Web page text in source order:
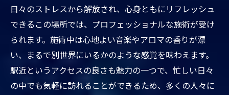
個別対応の施術で満足度アップ
リピーターが多い理由を探る
心身共にリフレッシュできる時間
訪れるたびに心が安らぐ東京都台東区の駅近ヘ
ッドスパ
日々のストレスから解放され、心身ともにリフレッシュ
できるこの場所では、プロフェッショナルな施術が受け
られます。施術中は心地よい音楽やアロマの香りが漂
い、まるで別世界にいるかのような感覚を味わえます。
駅近というアクセスの良さも魅力の一つで、忙しい日々
の中でも気軽に訪れることができるため、多くの人々に